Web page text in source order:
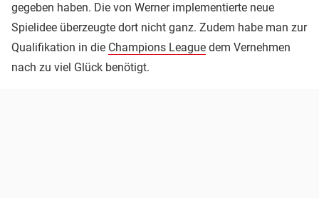
gegeben haben. Die von Werner implementierte neue
Spielidee überzeugte dort nicht ganz. Zudem habe man zur
Qualifikation in die Champions League dem Vernehmen
nach zu viel Glück benötigt.